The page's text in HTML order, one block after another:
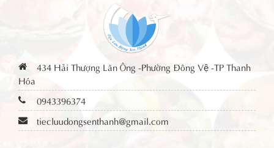
434 Hải Thượng Lãn Ông -Phường Đông Vệ -TP Thanh
Hóa
0943396374
tiecluudongsenthanh@gmail.com